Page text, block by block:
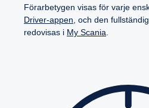
Förarbetygen visas för varje
Driver-appen , och den
redovisas i My Scania